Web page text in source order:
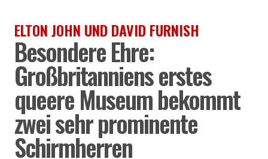
ELTON JOHN UND DAVID FURNISH
Besondere Ehre:
Großbritanniens erstes
queere Museum bekommt
zwei sehr prominente
Schirmherren